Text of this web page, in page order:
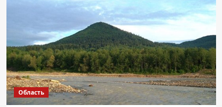
Область